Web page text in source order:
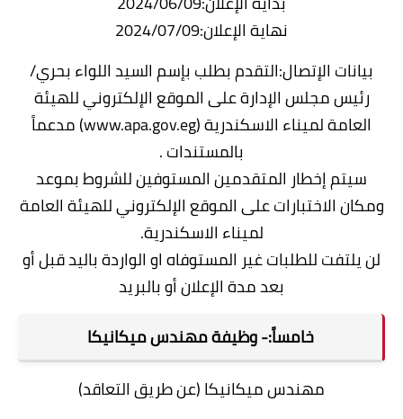
نهاية الإعلان:2024/07/09
بيانات الإتصال:التقدم بطلب بإسم السيد اللواء بحري/
رئيس مجلس الإدارة على الموقع الإلكتروني للهيئة
العامة لميناء الاسكندرية (www.apa.gov.eg) مدعماً
بالمستندات .
سيتم إخطار المتقدمين المستوفين للشروط بموعد
ومكان الاختبارات على الموقع الإلكتروني للهيئة العامة
لميناء الاسكندرية.
لن يلتفت للطلبات غير المستوفاه او الواردة باليد قبل أو
بعد مدة الإعلان أو بالبريد
خامساً:- وظيفة مهندس ميكانيكا
مهندس ميكانيكا (عن طريق التعاقد)